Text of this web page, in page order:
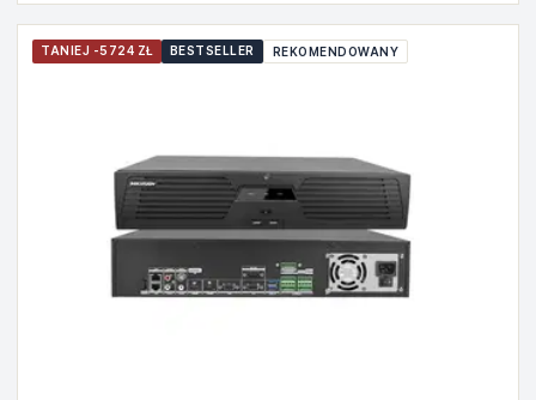
TANIEJ -5724 ZŁ BESTSELLER REKOMENDOWANY